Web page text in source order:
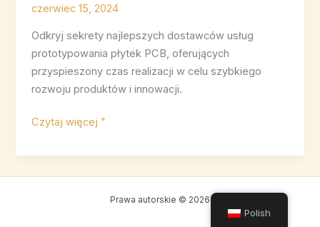
czerwiec 15, 2024
Odkryj sekrety najlepszych dostawców usług
prototypowania płytek PCB, oferujących
przyspieszony czas realizacji w celu szybkiego
rozwoju produktów i innowacji.
Najlepsi
usług
szybkiego
Czytaj więcej "
Prawa autorskie © 2026
Polish